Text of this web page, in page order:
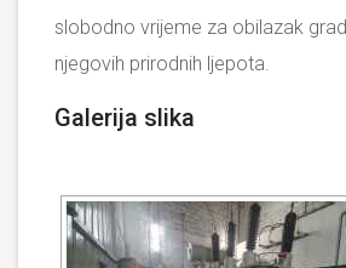
slobodno vrijeme za obilazak
njegovih prirodnih ljepota.
Galerija slika